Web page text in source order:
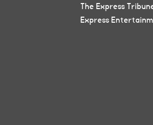
The Express
Express